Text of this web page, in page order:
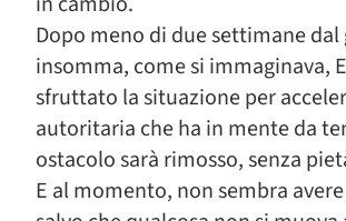
Dopo meno di due settimane dal
insomma, come si immaginava,
sfruttato la situazione per
autoritaria che ha in mente da
ostacolo sarà rimosso, senza
E al momento, non sembra